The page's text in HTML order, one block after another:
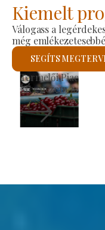
Kiemelt
Válogass a
még
SEGÍTS
Szent László Római
Megnézem